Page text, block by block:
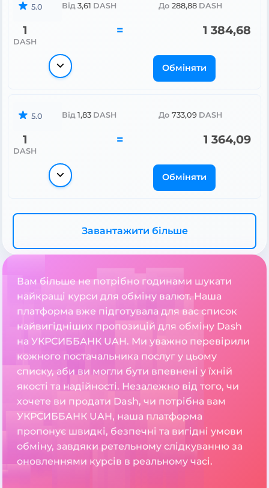
5.0 Від 3,61 DASH До 288,88 DASH
1
DASH
= 1 384,68
Обміняти
5.0 Від 1,83 DASH До 733,09 DASH
1
DASH
= 1 364,09
Обміняти
Завантажити більше
Вам більше не потрібно годинами шукати
найкращі курси для обміну валют. Наша
платформа вже підготувала для вас список
найвигідніших пропозицій для обміну Dash
на УКРСИББАНК UAH. Ми уважно перевірили
кожного постачальника послуг у цьому
списку, аби ви могли бути впевнені у їхній
якості та надійності. Незалежно від того, чи
хочете ви продати Dash, чи потрібна вам
УКРСИББАНК UAH, наша платформа
пропонує швидкі, безпечні та вигідні умови
обміну, завдяки ретельному слідкуванню за
оновленнями курсів в реальному часі.